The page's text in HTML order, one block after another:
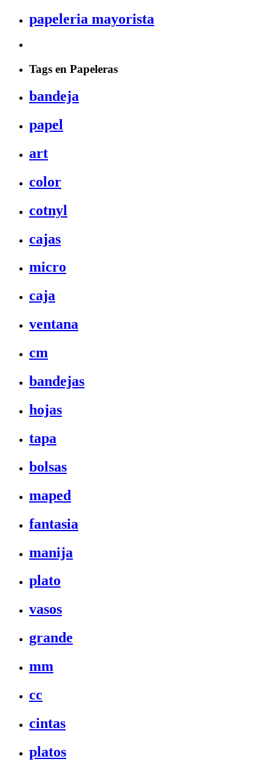
papeleria mayorista
Tags en Papeleras
bandeja
papel
art
color
cotnyl
cajas
micro
caja
ventana
cm
bandejas
hojas
tapa
bolsas
maped
fantasia
manija
plato
vasos
grande
mm
cc
cintas
platos